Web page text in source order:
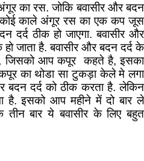
का रस. जोकि बवासीर और बदन
कोई काले अंगूर रस का एक कप जूस
दर्द ठीक हो जाएगा. बवासीर और
जाता है. बवासीर और बदन दर्द के
जिसको आप कपूर कहते है, इसका
का थोडा सा टुकड़ा केले मे लगा
दर्द को ठीक करता है. लेकिन
है. इसको आप महीने में दो बार ले
बार ये बवासीर के लिए बहुत